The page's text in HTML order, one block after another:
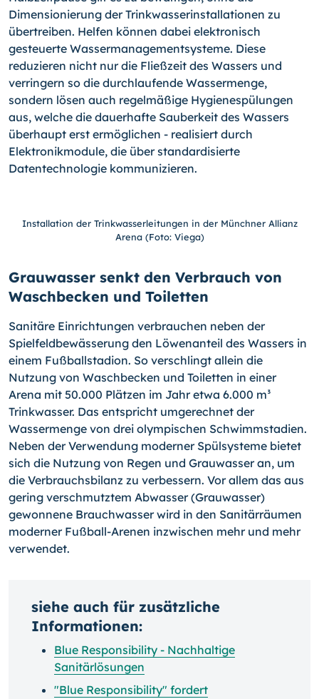
Dimensionierung der Trinkwasserinstallationen zu
übertreiben. Helfen können dabei elektronisch
gesteuerte Wassermanagementsysteme. Diese
reduzieren nicht nur die Fließzeit des Wassers und
verringern so die durchlaufende Wassermenge,
sondern lösen auch regelmäßige Hygienespülungen
aus, welche die dauerhafte Sauberkeit des Wassers
überhaupt erst ermöglichen - realisiert durch
Elektronikmodule, die über standardisierte
Datentechnologie kommunizieren.
Installation der Trinkwasserleitungen in der Münchner Allianz
Arena (Foto: Viega)
Grauwasser senkt den Verbrauch von
Waschbecken und Toiletten
Sanitäre Einrichtungen verbrauchen neben der
Spielfeldbewässerung den Löwenanteil des Wassers in
einem Fußballstadion. So verschlingt allein die
Nutzung von Waschbecken und Toiletten in einer
Arena mit 50.000 Plätzen im Jahr etwa 6.000 m³
Trinkwasser. Das entspricht umgerechnet der
Wassermenge von drei olympischen Schwimmstadien.
Neben der Verwendung moderner Spülsysteme bietet
sich die Nutzung von Regen und Grauwasser an, um
die Verbrauchsbilanz zu verbessern. Vor allem das aus
gering verschmutztem Abwasser (Grauwasser)
gewonnene Brauchwasser wird in den Sanitärräumen
moderner Fußball-Arenen inzwischen mehr und mehr
verwendet.
siehe auch für zusätzliche
Informationen:
Blue Responsibility - Nachhaltige
Sanitärlösungen
"Blue Responsibility" fordert